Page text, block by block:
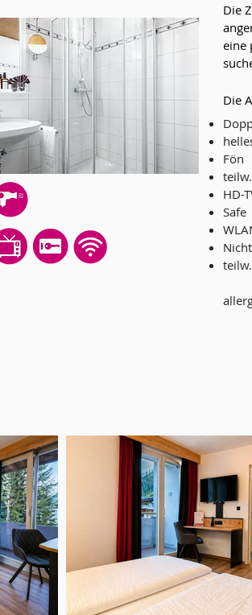
Die
eine
Die
Fön
HD-
Safe